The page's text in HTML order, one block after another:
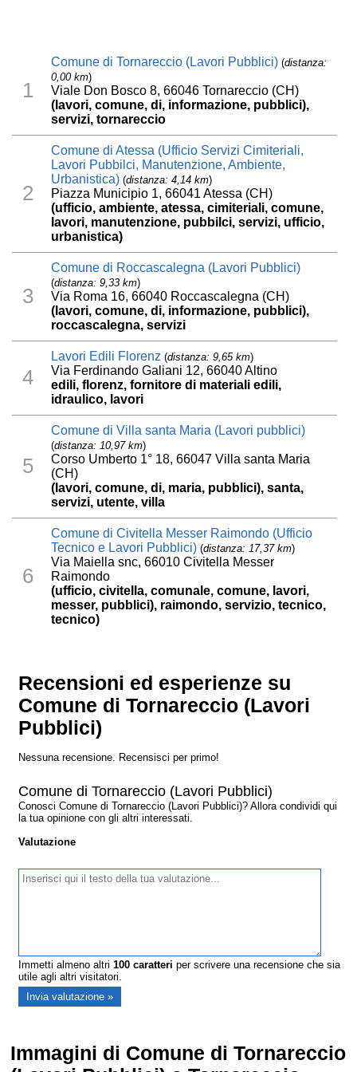
1
Comune di Tornareccio (Lavori Pubblici) (distanza:
0,00 km)
Viale Don Bosco 8, 66046 Tornareccio (CH)
(lavori, comune, di, informazione, pubblici),
servizi, tornareccio
2
Comune di Atessa (Ufficio Servizi Cimiteriali,
Lavori Pubbilci, Manutenzione, Ambiente,
Urbanistica) (distanza: 4,14 km)
Piazza Municipio 1, 66041 Atessa (CH)
(ufficio, ambiente, atessa, cimiteriali, comune,
lavori, manutenzione, pubbilci, servizi, ufficio,
urbanistica)
3
Comune di Roccascalegna (Lavori Pubblici)
(distanza: 9,33 km)
Via Roma 16, 66040 Roccascalegna (CH)
(lavori, comune, di, informazione, pubblici),
roccascalegna, servizi
4
Lavori Edili Florenz (distanza: 9,65 km)
Via Ferdinando Galiani 12, 66040 Altino
edili, florenz, fornitore di materiali edili,
idraulico, lavori
5
Comune di Villa santa Maria (Lavori pubblici)
(distanza: 10,97 km)
Corso Umberto 1° 18, 66047 Villa santa Maria
(CH)
(lavori, comune, di, maria, pubblici), santa,
servizi, utente, villa
6
Comune di Civitella Messer Raimondo (Ufficio
Tecnico e Lavori Pubblici) (distanza: 17,37 km)
Via Maiella snc, 66010 Civitella Messer
Raimondo
(ufficio, civitella, comunale, comune, lavori,
messer, pubblici), raimondo, servizio, tecnico,
tecnico)
Recensioni ed esperienze su
Comune di Tornareccio (Lavori
Pubblici)
Nessuna recensione. Recensisci per primo!
Comune di Tornareccio (Lavori Pubblici)
Conosci Comune di Tornareccio (Lavori Pubblici)? Allora condividi qui
la tua opinione con gli altri interessati.
Valutazione
Immetti almeno altri100 caratteri per scrivere una recensione che sia
utile agli altri visitatori.
Immagini di Comune di Tornareccio